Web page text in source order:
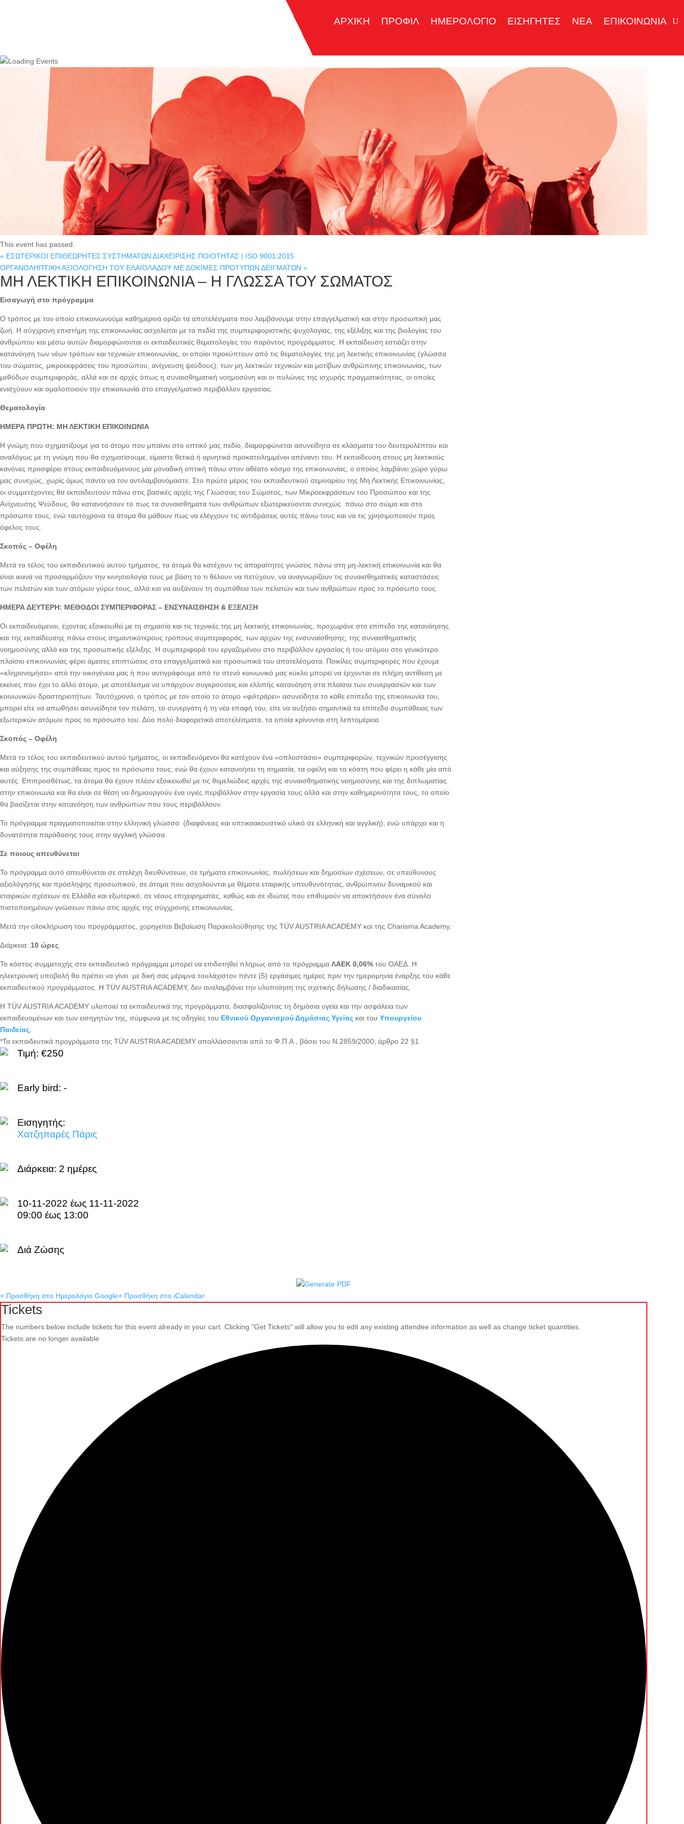
ΑΡΧΙΚΗ ΠΡΟΦΙΛ ΗΜΕΡΟΛΟΓΙΟ ΕΙΣΗΓΗΤΕΣ ΝΕΑ ΕΠΙΚΟΙΝΩΝΙΑ
This event has passed.
« ΕΣΩΤΕΡΙΚΟΙ ΕΠΙΘΕΩΡΗΤΕΣ ΣΥΣΤΗΜΑΤΩΝ ΔΙΑΧΕΙΡΙΣΗΣ ΠΟΙΟΤΗΤΑΣ | ISO 9001:2015
ΟΡΓΑΝΟΛΗΠΤΙΚΗ ΑΞΙΟΛΟΓΗΣΗ ΤΟΥ ΕΛΑΙΟΛΑΔΟΥ ΜΕ ΔΟΚΙΜΕΣ ΠΡΟΤΥΠΩΝ ΔΕΙΓΜΑΤΩΝ »
ΜΗ ΛΕΚΤΙΚΗ ΕΠΙΚΟΙΝΩΝΙΑ – Η ΓΛΩΣΣΑ ΤΟΥ ΣΩΜΑΤΟΣ
Εισαγωγή στο πρόγραμμα
Ο τρόπος με τον οποίο επικοινωνούμε καθημερινά ορίζει τα αποτελέσματα που λαμβάνουμε στην επαγγελματική και στην προσωπική μας
ζωή. Η σύγχρονη επιστήμη της επικοινωνίας ασχολείται με τα πεδία της συμπεριφοριστικής ψυχολογίας, της εξέλιξης και της βιολογίας του
ανθρώπου και μέσω αυτών διαμορφώνονται οι εκπαιδευτικές θεματολογίες του παρόντος προγράμματος. Η εκπαίδευση εστιάζει στην
κατανόηση των νέων τρόπων και τεχνικών επικοινωνίας, οι οποίοι προκύπτουν από τις θεματολογίες της μη λεκτικής επικοινωνίας (γλώσσα
του σώματος, μικροεκφράσεις του προσώπου, ανίχνευση ψεύδους), των μη λεκτικών τεχνικών και μοτίβων ανθρώπινης επικοινωνίας, των
μεθόδων συμπεριφοράς, αλλά και σε αρχές όπως η συναισθηματική νοημοσύνη και οι πυλώνες της ισχυρής πραγματικότητας, οι οποίες
ενισχύουν και ομαλοποιούν την επικοινωνία στο επαγγελματικό περιβάλλον εργασίας.
Θεματολογία
ΗΜΕΡΑ ΠΡΩΤΗ: ΜΗ ΛΕΚΤΙΚΗ ΕΠΙΚΟΙΝΩΝΙΑ
Η γνώμη που σχηματίζουμε για το άτομο που μπαίνει στο οπτικό μας πεδίο, διαμορφώνεται ασυνείδητα σε κλάσματα του δευτερολέπτου και
αναλόγως με τη γνώμη που θα σχηματίσουμε, είμαστε θετικά ή αρνητικά προκατειλημμένοι απέναντι του. Η εκπαίδευση στους μη λεκτικούς
κανόνες προσφέρει στους εκπαιδευόμενους μία μοναδική οπτική πάνω στον αθέατο κόσμο της επικοινωνίας, ο οποίος λαμβάνει χώρο γύρω
μας συνεχώς, χωρίς όμως πάντα να τον αντιλαμβανόμαστε. Στο πρώτο μέρος του εκπαιδευτικού σεμιναρίου της Μη Λεκτικής Επικοινωνίας,
οι συμμετέχοντες θα εκπαιδευτούν πάνω στις βασικές αρχές της Γλώσσας του Σώματος, των Μικροεκφράσεων του Προσώπου και της
Ανίχνευσης Ψεύδους, θα κατανοήσουν το πως τα συναισθήματα των ανθρώπων εξωτερικεύονται συνεχώς πάνω στο σώμα και στο
πρόσωπο τους, ενώ ταυτόχρονα τα άτομα θα μάθουν πως να ελέγχουν τις αντιδράσεις αυτές πάνω τους και να τις χρησιμοποιούν προς
όφελος τους.
Σκοπός – Οφέλη
Μετά το τέλος του εκπαιδευτικού αυτού τμήματος, τα άτομα θα κατέχουν τις απαραίτητες γνώσεις πάνω στη μη-λεκτική επικοινωνία και θα
είναι ικανά να προσαρμόζουν την κινησιολογία τους με βάση το τι θέλουν να πετύχουν, να αναγνωρίζουν τις συναισθηματικές καταστάσεις
των πελατών και των ατόμων γύρω τους, αλλά και να αυξάνουν τη συμπάθεια των πελατών και των ανθρώπων προς το πρόσωπο τους.
ΗΜΕΡΑ ΔΕΥΤΕΡΗ: ΜΕΘΟΔΟΙ ΣΥΜΠΕΡΙΦΟΡΑΣ – ΕΝΣΥΝΑΙΣΘΗΣΗ & ΕΞΕΛΙΞΗ
Οι εκπαιδευόμενοι, έχοντας εξοικειωθεί με τη σημασία και τις τεχνικές της μη λεκτικής επικοινωνίας, προχωράνε στο επίπεδο της κατανόησης
και της εκπαίδευσης πάνω στους σημαντικότερους τρόπους συμπεριφοράς, των αρχών της ενσυναίσθησης, της συναισθηματικής
νοημοσύνης αλλά και της προσωπικής εξέλιξης. Η συμπεριφορά του εργαζομένου στο περιβάλλον εργασίας ή του ατόμου στο γενικότερο
πλαίσιο επικοινωνίας φέρει άμεσες επιπτώσεις στα επαγγελματικά και προσωπικά του αποτελέσματα. Ποικίλες συμπεριφορές που έχουμε
«κληρονομήσει» από την οικογένεια μας ή που αντιγράφουμε από το στενό κοινωνικό μας κύκλο μπορεί να έρχονται σε πλήρη αντίθεση με
εκείνες που έχει το άλλο άτομο, με αποτέλεσμα να υπάρχουν συγκρούσεις και ελλιπής κατανόηση στα πλαίσια των συνεργασιών και των
κοινωνικών δραστηριοτήτων. Ταυτόχρονα, ο τρόπος με τον οποίο το άτομο «φιλτράρει» ασυνείδητα το κάθε επίπεδο της επικοινωνία του,
μπορεί είτε να απωθήσει ασυνείδητα τον πελάτη, το συνεργάτη ή τη νέα επαφή του, είτε να αυξήσει σημαντικά τα επίπεδα συμπάθειας των
εξωτερικών ατόμων προς το πρόσωπο του. Δύο πολύ διαφορετικά αποτελέσματα, τα οποία κρίνονται στη λεπτομέρεια.
Σκοπός – Οφέλη
Μετά το τέλος του εκπαιδευτικού αυτού τμήματος, οι εκπαιδευόμενοι θα κατέχουν ένα «οπλοστάσιο» συμπεριφορών, τεχνικών προσέγγισης
και αύξησης της συμπάθειας προς το πρόσωπο τους, ενώ θα έχουν κατανοήσει τη σημασία, τα οφέλη και τα κόστη που φέρει η κάθε μία από
αυτές. Επιπροσθέτως, τα άτομα θα έχουν πλέον εξοικειωθεί με τις θεμελιώδεις αρχές της συναισθηματικής νοημοσύνης και της διπλωματίας
στην επικοινωνία και θα είναι σε θέση να δημιουργούν ένα υγιές περιβάλλον στην εργασία τους αλλά και στην καθημερινότητα τους, το οποίο
θα βασίζεται στην κατανόηση των ανθρώπων που τους περιβάλλουν.
Το πρόγραμμα πραγματοποιείται στην ελληνική γλώσσα (διαφάνειες και οπτικοακουστικό υλικό σε ελληνική και αγγλική), ενώ υπάρχει και η
δυνατότητα παράδοσης τους στην αγγλική γλώσσα.
Σε ποιους απευθύνεται
Το πρόγραμμα αυτό απευθύνεται σε στελέχη διευθύνσεων, σε τμήματα επικοινωνίας, πωλήσεων και δημοσίων σχέσεων, σε υπεύθυνους
αξιολόγησης και πρόσληψης προσωπικού, σε άτομα που ασχολούνται με θέματα εταιρικής υπευθυνότητας, ανθρώπινου δυναμικού και
εταιρικών σχέσεων σε Ελλάδα και εξωτερικό, σε νέους επιχειρηματίες, καθώς και σε ιδιώτες που επιθυμούν να αποκτήσουν ένα σύνολο
πιστοποιημένων γνώσεων πάνω στις αρχές της σύγχρονης επικοινωνίας.
Μετά την ολοκλήρωση του προγράμματος, χορηγείται Βεβαίωση Παρακολούθησης της TÜV AUSTRIA ACADEMY και της Charisma Academy.
Διάρκεια: 10 ώρες
Το κόστος συμμετοχής στο εκπαιδευτικό πρόγραμμα μπορεί να επιδοτηθεί πλήρως από το πρόγραμμα ΛΑΕΚ 0,06% του ΟΑΕΔ. Η
ηλεκτρονική υποβολή θα πρέπει να γίνει με δική σας μέριμνα τουλάχιστον πέντε (5) εργάσιμες ημέρες πριν την ημερομηνία έναρξης του κάθε
εκπαιδευτικού προγράμματος. Η TÜV AUSTRIA ACADEMY, δεν αναλαμβάνει την υλοποίηση της σχετικής δήλωσης / διαδικασίας.
H TÜV AUSTRIA ACADEMY υλοποιεί τα εκπαιδευτικά της προγράμματα, διασφαλίζοντας τη δημόσια υγεία και την ασφάλεια των
εκπαιδευομένων και των εισηγητών της, σύμφωνα με τις οδηγίες του Εθνικού Οργανισμού Δημόσιας Υγείας και του Υπουργείου
Παιδείας
*Τα εκπαιδευτικά προγράμματα της TÜV AUSTRIA ACADEMY απαλλάσσονται από το Φ.Π.Α., βάσει του Ν.2859/2000, άρθρο 22 §1.
Τιμή: €250
Early bird: -
Εισηγητής:
Χατζηπαρές Πάρις
Διάρκεια: 2 ημέρες
10-11-2022 έως 11-11-2022
09:00 έως 13:00
Διά Ζώσης
+ Προσθήκη στο Ημερολόγιο Google+ Προσθήκη στο iCalendar
Tickets
The numbers below include tickets for this event already in your cart. Clicking "Get Tickets" will allow you to edit any existing attendee information as well as change ticket quantities.
Tickets are no longer available